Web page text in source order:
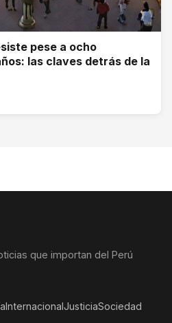
pese a ocho
las claves detrás de la
que importan del Perú
InternacionalJusticiaSociedad